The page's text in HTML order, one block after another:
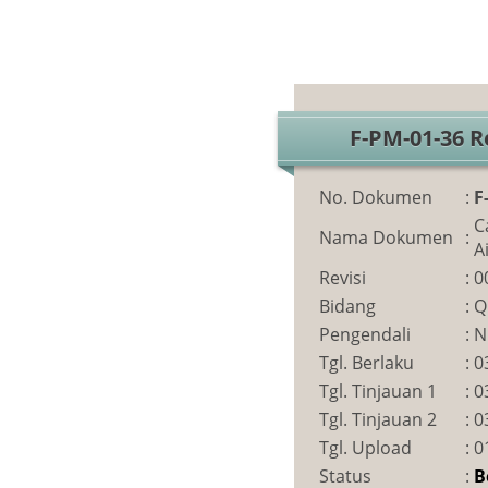
F-PM-01-36
No. Dokumen :
Nama Dokumen :
Revisi
:
Bidang
:
Pengendali
:
Tgl. Berlaku
:
Tgl. Tinjauan 1
:
Tgl. Tinjauan 2
:
Tgl. Upload
:
Status
: